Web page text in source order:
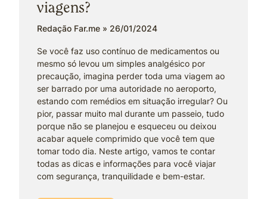
viagens?
Redação Far.me 26/01/2024
Se você faz uso contínuo de medicamentos ou
mesmo só levou um simples analgésico por
precaução, imagina perder toda uma viagem ao
ser barrado por uma autoridade no aeroporto,
estando com remédios em situação irregular? Ou
pior, passar muito mal durante um passeio, tudo
porque não se planejou e esqueceu ou deixou
acabar aquele comprimido que você tem que
tomar todo dia. Neste artigo, vamos te contar
todas as dicas e informações para você viajar
com segurança, tranquilidade e bem-estar.